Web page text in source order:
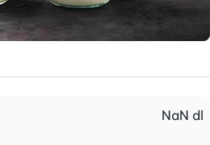
NaN dl